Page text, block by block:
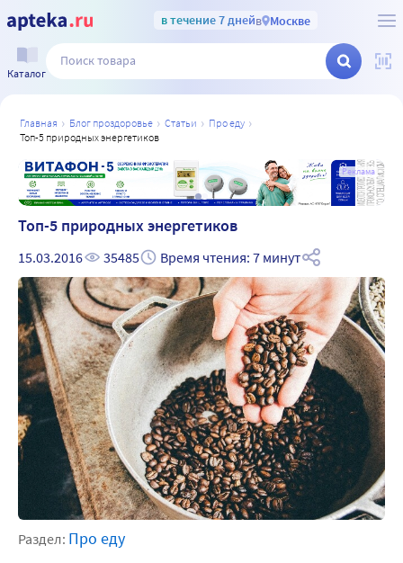
в течение 7 днейв Москве
Каталог
главная блог проздоровье статьи
про еду
топ-5 природных энергетиков
Реклама
Топ-5 природных энергетиков
15.03.2016 35485 Время чтения: 7 минут
Раздел: Про еду